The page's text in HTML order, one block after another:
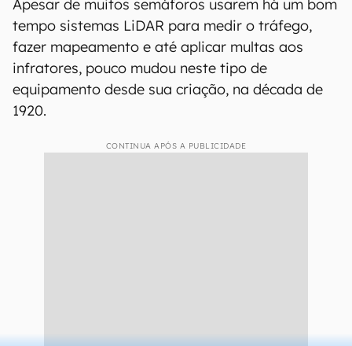
Apesar de muitos semáforos usarem há um bom
tempo sistemas LiDAR para medir o tráfego,
fazer mapeamento e até aplicar multas aos
infratores, pouco mudou neste tipo de
equipamento desde sua criação, na década de
1920.
CONTINUA APÓS A PUBLICIDADE